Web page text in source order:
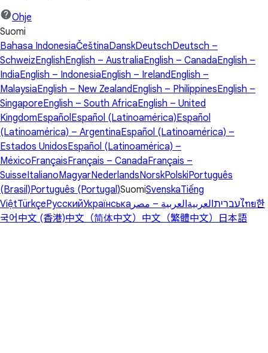
Ohje
Suomi
Bahasa IndonesiaČeštinaDanskDeutschDeutsch –
SchweizEnglishEnglish – AustraliaEnglish – CanadaEnglish –
IndiaEnglish – IndonesiaEnglish – IrelandEnglish –
MalaysiaEnglish – New ZealandEnglish – PhilippinesEnglish –
SingaporeEnglish – South AfricaEnglish – United
KingdomEspañolEspañol (Latinoamérica)Español
(Latinoamérica) – ArgentinaEspañol (Latinoamérica) –
Estados UnidosEspañol (Latinoamérica) –
MéxicoFrançaisFrançais – CanadaFrançais –
SuisseItalianoMagyarNederlandsNorskPolskiPortuguês
(Brasil)Português (Portugal)SuomiSvenskaTiếng
ViệtTürkçeРусскийУкраїнська עבריתالعربيةالعربية – مصر ไทย한
국어 中文 (香港)中文（简体中文） 中文（繁體中文） 日本語